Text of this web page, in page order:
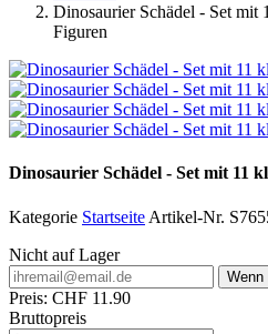
Dinosaurier Schädel - Set mit
Figuren
Dinosaurier Schädel - Set mit 11
Kategorie Startseite Artikel-Nr.
Nicht auf Lager
Wenn
Preis: CHF 11.90
Bruttopreis